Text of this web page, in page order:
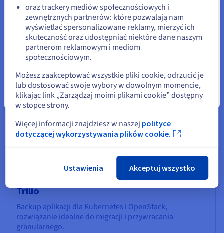
Velero
Natywny backup Kubernetes, idealny do tworzenia kopii
zapasowych klastrów i planów disaster recovery.
Sprawdź
Cloudcasa
krytycznych środowisk z wieloma klastrami.
Trilio
Backup aplikacji dla Kubernetes i OpenStack,
rozwiązanie idealne do migracji i przywracania
granularnego.
Pozostań na bieżącej stronie
Wybierz inną stronę
Zamknij
oraz trackery mediów społecznościowych i
zewnętrznych partnerów: które pozwalają nam
wyświetlać spersonalizowane reklamy, mierzyć ich
skuteczność oraz udostępniać niektóre dane naszym
partnerom reklamowym i mediom
społecznościowym.
Możesz zaakceptować wszystkie pliki cookie, odrzucić je
lub dostosować swoje wybory w dowolnym momencie,
klikając link „Zarządzaj moimi plikami cookie” dostępny
w stopce strony.
Więcej informacji znajdziesz w naszej polityce
dotyczącej wykorzystywania plików cookie.
Ustawienia Akceptuj wszystko